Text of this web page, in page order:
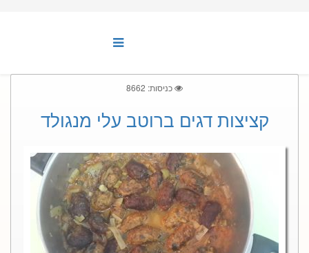
כניסות: 8662
קציצות דגים ברוטב עלי מנגולד